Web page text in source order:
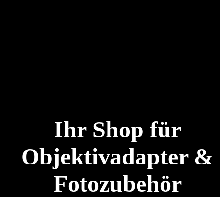
Ihr Shop für
Objektivadapter &
Fotozubehör